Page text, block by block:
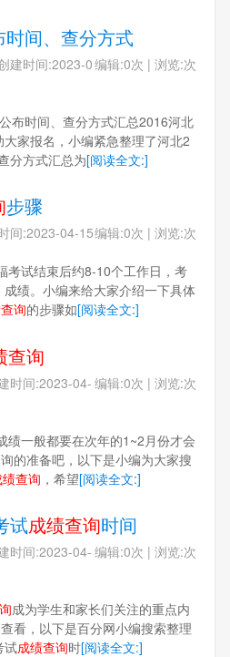
间、查分方式
编辑:0次 | 浏览:次
时间:2023-0
布时间、查分方式汇总2016河北
家报名，小编紧急整理了河北2
分方式汇总为[阅读全文:]
步骤
编辑:0次 | 浏览:次
间:2023-04-15
考试结束后约8-10个工作日，考
绩。小编来给大家介绍一下具体
询的步骤如[阅读全文:]
查询
编辑:0次 | 浏览:次
时间:2023-04-
绩一般都要在次年的1~2月份才会
的准备吧，以下是小编为大家搜
绩查询 ，希望[阅读全文:]
试成绩查询时间
编辑:0次 | 浏览:次
时间:2023-04-
成为学生和家长们关注的重点内
看，以下是百分网小编搜索整理
试成绩查询时[阅读全文:]